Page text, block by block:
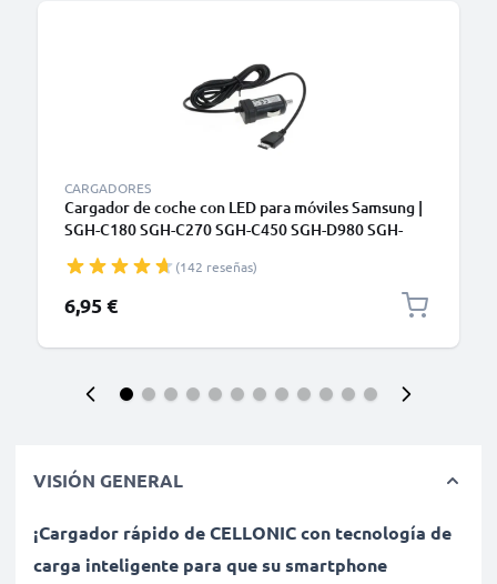
CARGADORES
Cargador de coche con LED para móviles Samsung |
SGH-C180 SGH-C270 SGH-C450 SGH-D980 SGH-
0.5A / 500mA
(142 reseñas)
6,95 €
VISIÓN GENERAL
¡Cargador rápido de CELLONIC con tecnología de
carga inteligente para que su smartphone